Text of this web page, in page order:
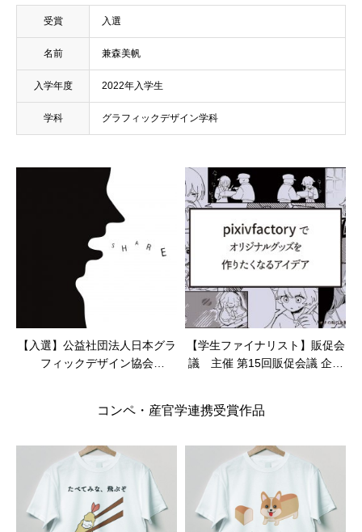
受賞 入選
名前 兼森美帆
入学年度 2022年入学生
学科 グラフィックデザイン学科
【入選】公益社団法人日本グラ
フィックデザイン協会
【学生ファイナリスト】販促会
議 主催 第15回販促会議 企画
コンペ・産官学連携受賞作品